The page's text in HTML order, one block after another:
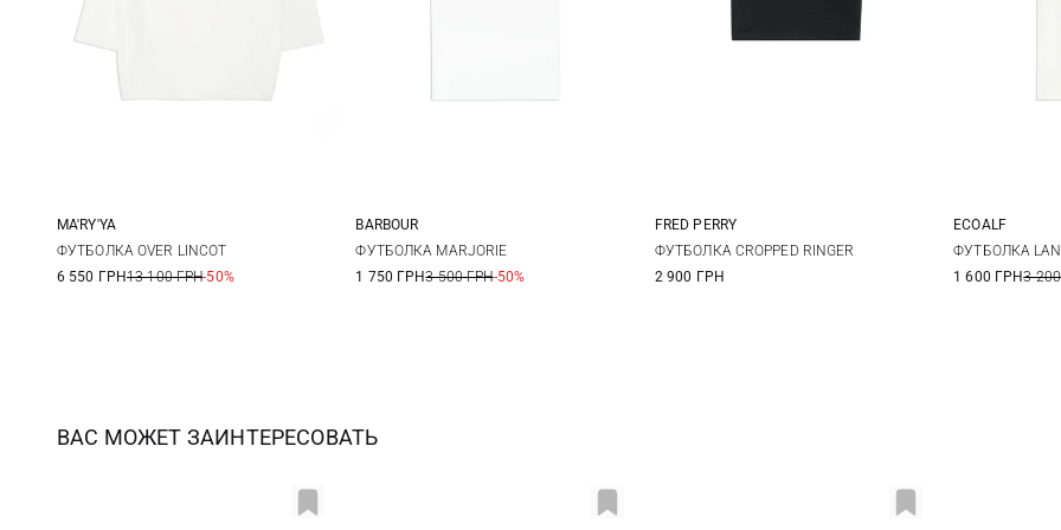
XS S
MA'RY'YA
ФУТБОЛКА OVER LINCOT
6 550 ГРН13 100 ГРН-50%
S M
BARBOUR
ФУТБОЛКА MARJORIE
1 750 ГРН3 500 ГРН-50%
8 10 12
FRED PERRY
ФУТБОЛКА CROPPED RINGER
2 900 ГРН
XS
ECOALF
ФУТБОЛКА
1 600 ГРН3
ВАС МОЖЕТ ЗАИНТЕРЕСОВАТЬ